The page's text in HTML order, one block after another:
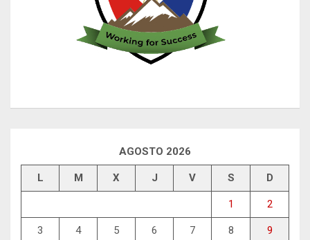
AGOSTO 2026
L M X J V S D
1 2
3 4 5 6 7 8 9